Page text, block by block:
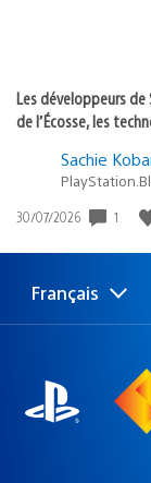
Les développeurs
de l’Écosse, les
Sachie
Date
publication
30/07/2026 1
Choisir
une
Région
actuelle
Français